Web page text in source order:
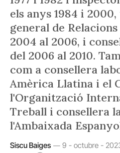
els anys 1984 i
general de
2004 al 2006, i
del 2006 al 2010.
com a consellera
Amèrica Llatina i el
l'Organització
Treball i consellera
l'Ambaixada
Siscu Baiges 9 - octubre -